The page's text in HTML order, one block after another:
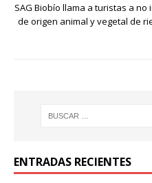
SAG Biobío llama a turistas a
de origen animal y vegetal de
ENTRADAS RECIENTES